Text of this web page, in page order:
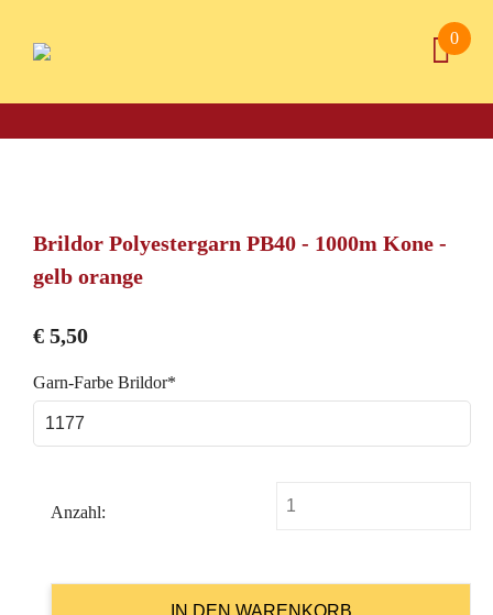
0
Brildor Polyestergarn PB40 - 1000m Kone -
gelb orange
€ 5,50
Pflichtfeld
Garn-Farbe Brildor*
Anzahl: